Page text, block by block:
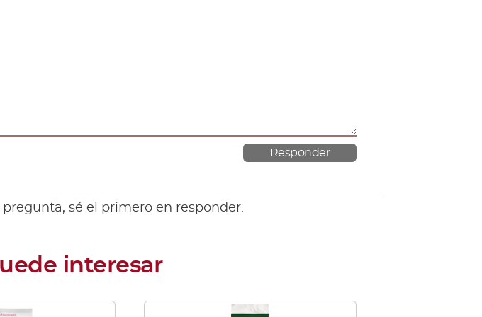
pregunta, sé el primero en responder.